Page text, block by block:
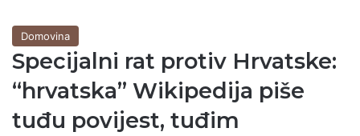
Domovina
Specijalni rat protiv Hrvatske:
“hrvatska” Wikipedija piše
tuđu povijest, tuđim